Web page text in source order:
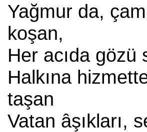
Yağmur da,
koşan,
Her acıda gözü
Halkına
taşan
Vatan âşıkları,